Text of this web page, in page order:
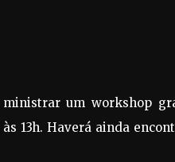
um workshop
13h. Haverá ainda